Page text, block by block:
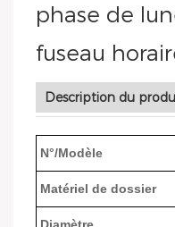
Description du
N°/Modèle
Matériel de dossier